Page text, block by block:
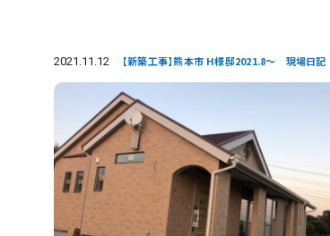
2021.11.12 【新築工事】熊本市 H様邸2021.8～ 現場日記